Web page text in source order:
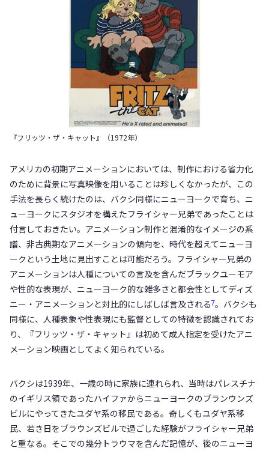
『フリッツ・ザ・キャット』（1972年）
アメリカの初期アニメーションにおいては、制作における省力化
のために背景に写真映像を用いることは珍しくなかったが、この
手法を長らく続けたのは、バクシ同様にニューヨークで育ち、ニ
ューヨークにスタジオを構えたフライシャー兄弟であったことは
付言しておきたい。アニメーション制作と混淆的なイメージの系
譜、非古典期なアニメーションの傾向を、時代を超えてニューヨ
ークという土地に見出すことは可能だろう。フライシャー兄弟の
アニメーションは人種についての言及を含んだブラックユーモア
や性的な表現が、ニューヨーク的な雑多さと都会性としてディズ
ニー・アニメーションと対比的にしばしば言及される7。バクシも
同様に、人種表象や性表現にも監督としての特徴を認識されてお
り、『フリッツ・ザ・キャット』は初めて成人指定を受けたアニ
メーション映画としてよく知られている。
バクシは1939年、一歳の時に家族に連れられ、当時はパレスチナ
のイギリス領であったハイファからニューヨークのブランウンズ
ビルにやってきたユダヤ系の移民である。奇しくもユダヤ系移
民、若き日をブラウンズビルで過ごした経験がフライシャー兄弟
と重なる。そこでの幾分トラウマを含んだ記憶が、後のニューヨ